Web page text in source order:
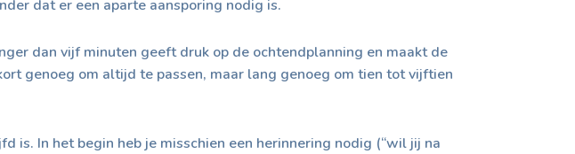
dat er een aparte aansporing nodig is.
dan vijf minuten geeft druk op de ochtendplanning en maakt de
genoeg om altijd te passen, maar lang genoeg om tien tot vijftien
is. In het begin heb je misschien een herinnering nodig (“wil jij na